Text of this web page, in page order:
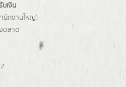
เงิน
นักงานใหญ่)
ตลาด